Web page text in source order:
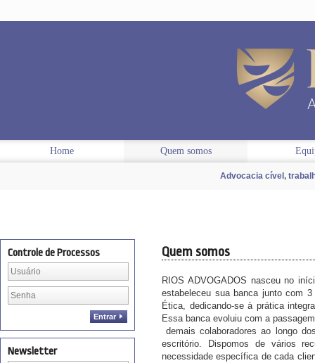
Home Quem somos
Advocacia cível,
Controle de Processos
Entrar
Newsletter
Quem somos
RIOS ADVOGADOS nasceu no
estabeleceu sua banca junto com
Ética, dedicando-se à prática
Essa banca evoluiu com a
demais colaboradores ao longo
escritório. Dispomos de vários
necessidade específica de cada